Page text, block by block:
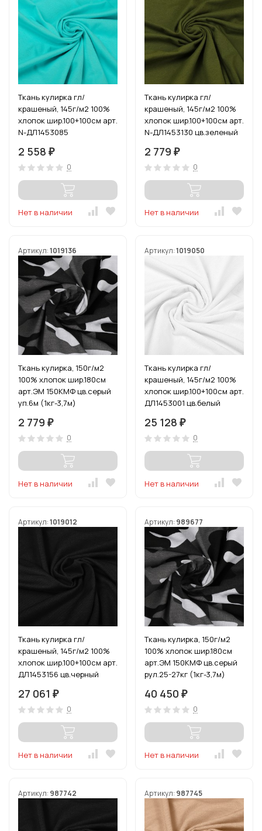
Ткань кулирка гл/
крашеный, 145г/м2 100%
хлопок шир.100+100см арт.
N-ДЛ1453085
2 558 ₽
0
Нет в наличии
Ткань кулирка гл/
крашеный, 145г/м2 100%
хлопок шир.100+100см арт.
N-ДЛ1453130 цв.зеленый
2 779 ₽
0
Нет в наличии
Артикул:1019136
Ткань кулирка, 150г/м2
100% хлопок шир.180см
арт.ЭМ 150КМФ цв.серый
уп.6м (1кг-3,7м)
2 779 ₽
0
Нет в наличии
Артикул:1019050
Ткань кулирка гл/
крашеный, 145г/м2 100%
хлопок шир.100+100см арт.
ДЛ1453001 цв.белый
25 128 ₽
0
Нет в наличии
Артикул:1019012
Ткань кулирка гл/
крашеный, 145г/м2 100%
хлопок шир.100+100см арт.
ДЛ1453156 цв.черный
27 061 ₽
0
Нет в наличии
Артикул: 989677
Ткань кулирка, 150г/м2
100% хлопок шир.180см
арт.ЭМ 150КМФ цв.серый
рул.25-27кг (1кг-3,7м)
40 450 ₽
0
Нет в наличии
Артикул: 987742 Артикул: 987745